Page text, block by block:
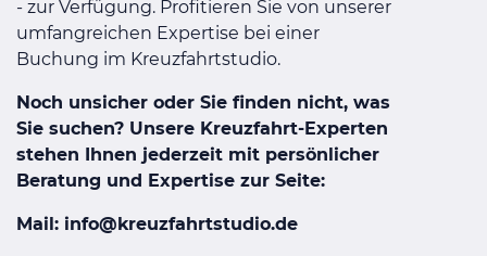
- zur Verfügung. Profitieren Sie von unserer
umfangreichen Expertise bei einer
Buchung im Kreuzfahrtstudio.
Noch unsicher oder Sie finden nicht, was
Sie suchen? Unsere Kreuzfahrt-Experten
stehen Ihnen jederzeit mit persönlicher
Beratung und Expertise zur Seite:
Mail: info@kreuzfahrtstudio.de